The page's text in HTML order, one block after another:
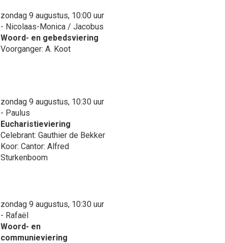
zondag 9 augustus, 10:00 uur
- Nicolaas-Monica / Jacobus
Woord- en gebedsviering
Voorganger: A. Koot
zondag 9 augustus, 10:30 uur
- Paulus
Eucharistieviering
Celebrant: Gauthier de Bekker
Koor: Cantor: Alfred
Sturkenboom
zondag 9 augustus, 10:30 uur
- Rafaël
Woord- en
communieviering